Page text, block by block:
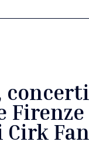
Cirk